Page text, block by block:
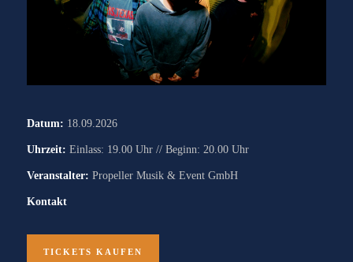
Datum: 18.09.2026
Uhrzeit: Einlass: 19.00 Uhr // Beginn: 20.00 Uhr
Veranstalter: Propeller Musik & Event GmbH
Kontakt
TICKETS KAUFEN